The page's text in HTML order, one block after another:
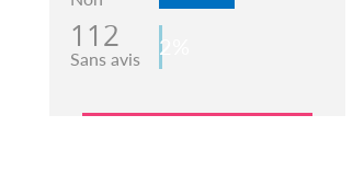
112
Sans avis 2%